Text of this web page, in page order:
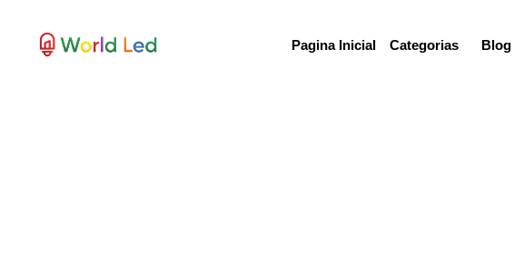
Pagina Inicial Categorias Blog